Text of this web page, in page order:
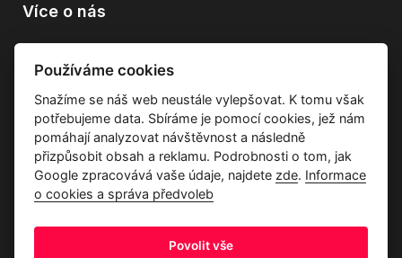
Více o nás
Průvodce tkaninami
Kontakty
Používáme cookies
Snažíme se náš web neustále vylepšovat. K tomu však
potřebujeme data. Sbíráme je pomocí cookies, jež nám
pomáhají analyzovat návštěvnost a následně
přizpůsobit obsah a reklamu. Podrobnosti o tom, jak
Google zpracovává vaše údaje, najdete zde. Informace
o cookies a správa předvoleb
Povolit vše